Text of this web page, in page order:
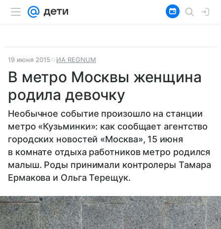
19 июня 2015 ИА REGNUM
В метро Москвы женщина
родила девочку
Необычное событие произошло на станции
метро «Кузьминки»: как сообщает агентство
городских новостей «Москва», 15 июня
в комнате отдыха работников метро родился
малыш. Роды принимали контролеры Тамара
Ермакова и Ольга Терещук.